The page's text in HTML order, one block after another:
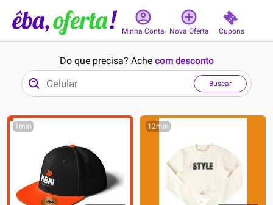
Minha Conta Nova Oferta Cupons
Do que precisa? Ache com desconto
Buscar
1min 12min